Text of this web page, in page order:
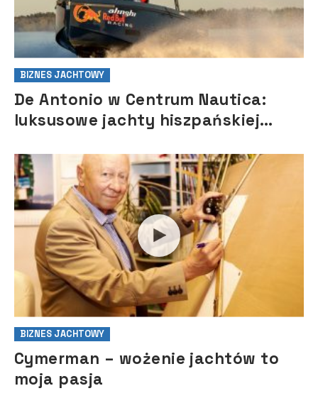
BIZNES JACHTOWY
De Antonio w Centrum Nautica:
luksusowe jachty hiszpańskiej
BIZNES JACHTOWY
Cymerman – wożenie jachtów to
moja pasja